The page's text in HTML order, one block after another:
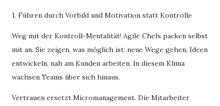
1. Führen durch Vorbild und Motivation statt Kontrolle
Weg mit der Kontroll-Mentalität! Agile Chefs packen selbst
mit an. Sie zeigen, was möglich ist: neue Wege gehen, Ideen
entwickeln, nah am Kunden arbeiten. In diesem Klima
wachsen Teams über sich hinaus.
Vertrauen ersetzt Micromanagement. Die Mitarbeiter